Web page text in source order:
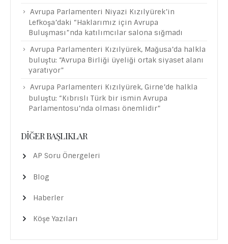
Avrupa Parlamenteri Niyazi Kızılyürek’in
Lefkoşa’daki “Haklarımız için Avrupa
Buluşması”nda katılımcılar salona sığmadı
Avrupa Parlamenteri Kızılyürek, Mağusa’da halkla
buluştu: “Avrupa Birliği üyeliği ortak siyaset alanı
yaratıyor”
Avrupa Parlamenteri Kızılyürek, Girne’de halkla
buluştu: “Kıbrıslı Türk bir ismin Avrupa
Parlamentosu’nda olması önemlidir”
DIĞER BAŞLIKLAR
AP Soru Önergeleri
Blog
Haberler
Köşe Yazıları